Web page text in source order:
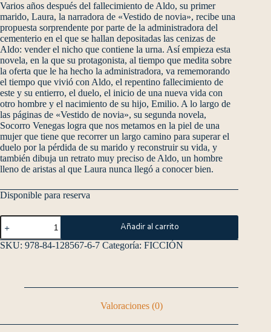
Varios años después del fallecimiento de Aldo, su primer
marido, Laura, la narradora de «Vestido de novia», recibe una
propuesta sorprendente por parte de la administradora del
cementerio en el que se hallan depositadas las cenizas de
Aldo: vender el nicho que contiene la urna. Así empieza esta
novela, en la que su protagonista, al tiempo que medita sobre
la oferta que le ha hecho la administradora, va rememorando
el tiempo que vivió con Aldo, el repentino fallecimiento de
este y su entierro, el duelo, el inicio de una nueva vida con
otro hombre y el nacimiento de su hijo, Emilio. A lo largo de
las páginas de «Vestido de novia», su segunda novela,
Socorro Venegas logra que nos metamos en la piel de una
mujer que tiene que recorrer un largo camino para superar el
duelo por la pérdida de su marido y reconstruir su vida, y
también dibuja un retrato muy preciso de Aldo, un hombre
lleno de aristas al que Laura nunca llegó a conocer bien.
Disponible para reserva
Añadir al carrito
SKU: 978-84-128567-6-7 Categoría: FICCIÓN
Valoraciones (0)